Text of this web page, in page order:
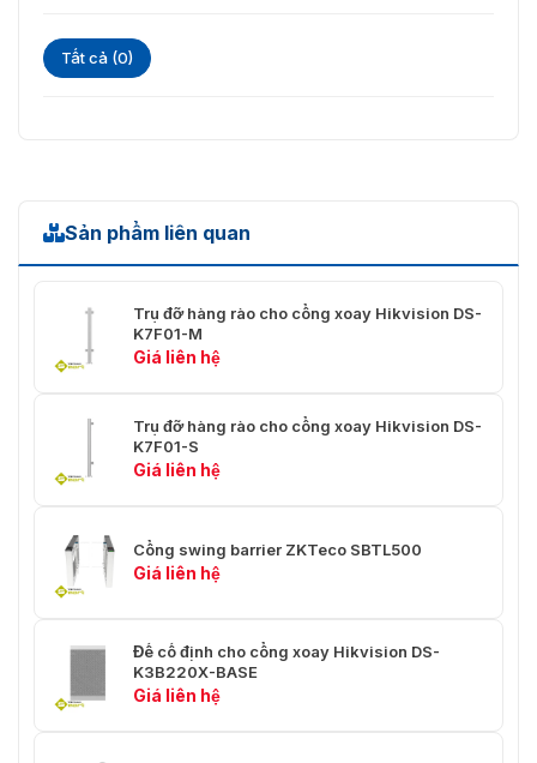
Tất cả (0)
Sản phẩm liên quan
Trụ đỡ hàng rào cho cổng xoay Hikvision DS-
K7F01-M
Giá liên hệ
Trụ đỡ hàng rào cho cổng xoay Hikvision DS-
K7F01-S
Giá liên hệ
Cổng swing barrier ZKTeco SBTL500
Giá liên hệ
Đế cố định cho cổng xoay Hikvision DS-
K3B220X-BASE
Giá liên hệ